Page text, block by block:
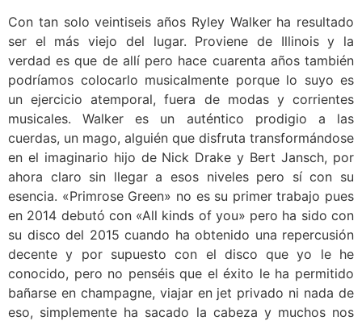
Con tan solo veintiseis años Ryley Walker ha resultado
ser el más viejo del lugar. Proviene de Illinois y la
verdad es que de allí pero hace cuarenta años también
podríamos colocarlo musicalmente porque lo suyo es
un ejercicio atemporal, fuera de modas y corrientes
musicales. Walker es un auténtico prodigio a las
cuerdas, un mago, alguién que disfruta transformándose
en el imaginario hijo de Nick Drake y Bert Jansch, por
ahora claro sin llegar a esos niveles pero sí con su
esencia. «Primrose Green» no es su primer trabajo pues
en 2014 debutó con «All kinds of you» pero ha sido con
su disco del 2015 cuando ha obtenido una repercusión
decente y por supuesto con el disco que yo le he
conocido, pero no penséis que el éxito le ha permitido
bañarse en champagne, viajar en jet privado ni nada de
eso, simplemente ha sacado la cabeza y muchos nos